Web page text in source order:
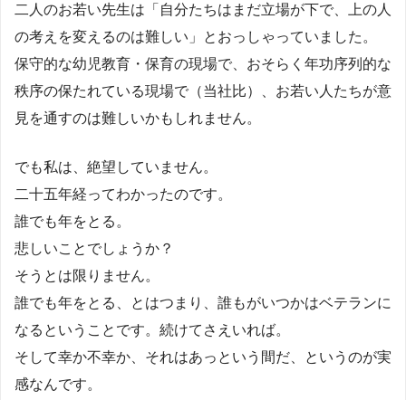
二人のお若い先生は「自分たちはまだ立場が下で、上の人
の考えを変えるのは難しい」とおっしゃっていました。
保守的な幼児教育・保育の現場で、おそらく年功序列的な
秩序の保たれている現場で（当社比）、お若い人たちが意
見を通すのは難しいかもしれません。
でも私は、絶望していません。
二十五年経ってわかったのです。
誰でも年をとる。
悲しいことでしょうか？
そうとは限りません。
誰でも年をとる、とはつまり、誰もがいつかはベテランに
なるということです。続けてさえいれば。
そして幸か不幸か、それはあっという間だ、というのが実
感なんです。